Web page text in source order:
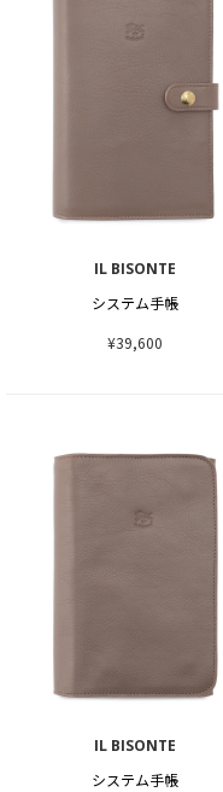
IL BISONTE
システム手帳
¥39,600
IL BISONTE
システム手帳